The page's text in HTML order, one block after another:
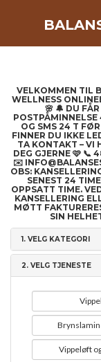
VELKOMMEN TIL
WELLNESS
🌸 🔔 DU FÅR
OG SMS 24 T
FINNER DU IKKE
TA KONTAKT – VI
DEG GJERNE 🩷 📞
✉️
OBS:
SENEST 24
OPPSATT TIME.
KANSELLERING
MØTT
SIN
1. VELG KATEGORI
2. VELG TJENESTE
Vippeløft